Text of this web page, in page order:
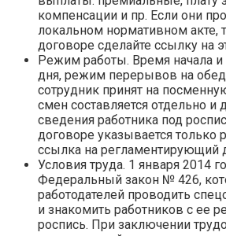
компенсации и пр. Если они
локальном нормативном акте,
договоре сделайте ссылку на
Режим работы. Время начала и
дня, режим перерывов на обед
сотрудник принят на
смен составляется отдельно и
сведения работника под
договоре указывается только
ссылка на регламентирующий
Условия труда. 1 января 2014
Федеральный закон № 426,
работодателей проводить
и знакомить работников с ее
роспись. При заключении